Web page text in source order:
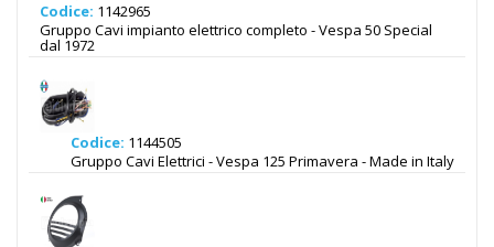
Codice: 1142965
Gruppo Cavi impianto elettrico completo - Vespa 50 Special
dal 1972
Codice: 1144505
Gruppo Cavi Elettrici - Vespa 125 Primavera - Made in Italy